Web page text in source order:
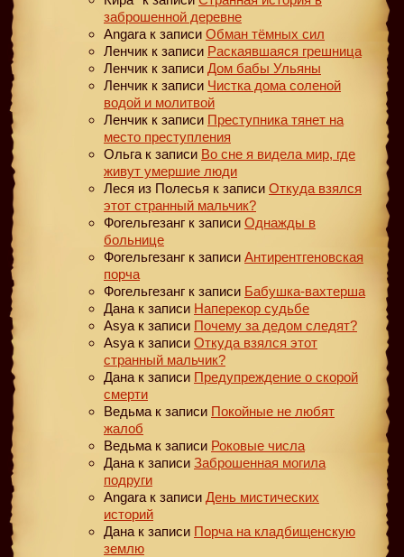
заброшенной деревне
Angara к записи Обман тёмных сил
Ленчик к записи Раскаявшаяся грешница
Ленчик к записи Дом бабы Ульяны
Ленчик к записи Чистка дома соленой
водой и молитвой
Ленчик к записи Преступника тянет на
место преступления
Ольга к записи Во сне я видела мир, где
живут умершие люди
Леся из Полесья к записи Откуда взялся
этот странный мальчик?
Фогельгезанг к записи Однажды в
больнице
Фогельгезанг к записи Антирентгеновская
порча
Фогельгезанг к записи Бабушка-вахтерша
Дана к записи Наперекор судьбе
Asya к записи Почему за дедом следят?
Asya к записи Откуда взялся этот
странный мальчик?
Дана к записи Предупреждение о скорой
смерти
Ведьма к записи Покойные не любят
жалоб
Ведьма к записи Роковые числа
Дана к записи Заброшенная могила
подруги
Angara к записи День мистических
историй
Дана к записи Порча на кладбищенскую
землю